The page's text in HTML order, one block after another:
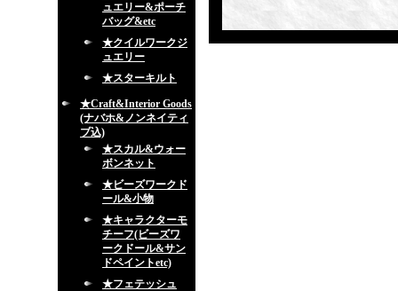
ュエリー&ポーチ
バッグ&etc
★クイルワークジ
ュエリー
★スターキルト
★Craft&Interior Goods
(ナバホ&ノンネイティ
ブ込)
★スカル&ウォー
ボンネット
★ビーズワークド
ール&小物
★キャラクターモ
チーフ(ビーズワ
ークドール&サン
ドペイントetc)
★フェテッシュ